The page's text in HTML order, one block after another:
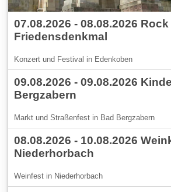
07.08.2026 - 08.08.2026 Rock
Friedensdenkmal
Konzert und Festival in Edenkoben
09.08.2026 - 09.08.2026
Bergzabern
Markt und Straßenfest in Bad Bergzabern
08.08.2026 - 10.08.2026
Niederhorbach
Weinfest in Niederhorbach